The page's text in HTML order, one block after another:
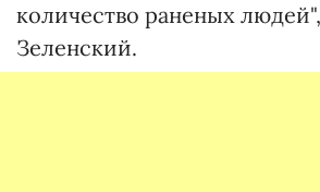
количество раненых
Зеленский.